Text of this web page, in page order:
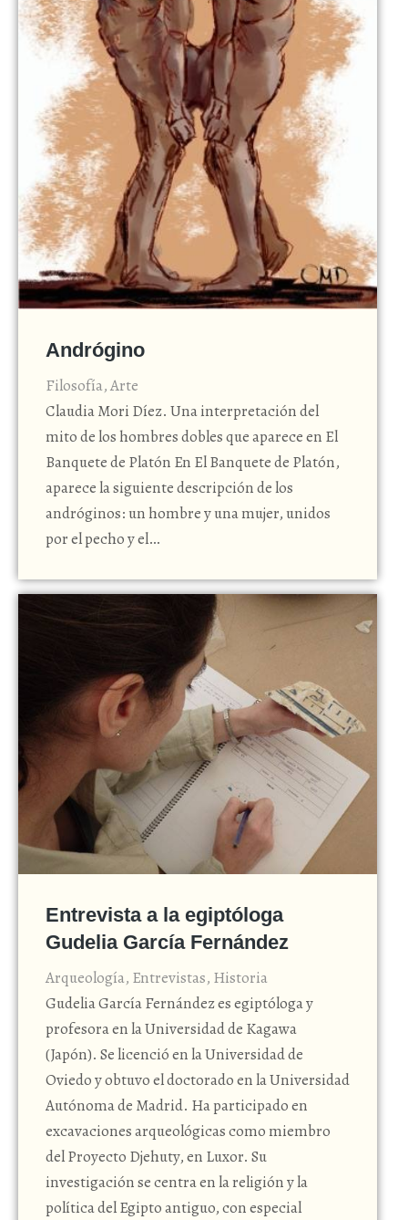
Andrógino
Filosofía,Arte
Claudia Mori Díez. Una interpretación del
mito de los hombres dobles que aparece en El
Banquete de Platón En El Banquete de Platón,
aparece la siguiente descripción de los
andróginos: un hombre y una mujer, unidos
por el pecho y el…
Entrevista a la egiptóloga
Gudelia García Fernández
Arqueología, Entrevistas, Historia
Gudelia García Fernández es egiptóloga y
profesora en la Universidad de Kagawa
(Japón). Se licenció en la Universidad de
Oviedo y obtuvo el doctorado en la Universidad
Autónoma de Madrid. Ha participado en
excavaciones arqueológicas como miembro
del Proyecto Djehuty, en Luxor. Su
investigación se centra en la religión y la
política del Egipto antiguo, con especial